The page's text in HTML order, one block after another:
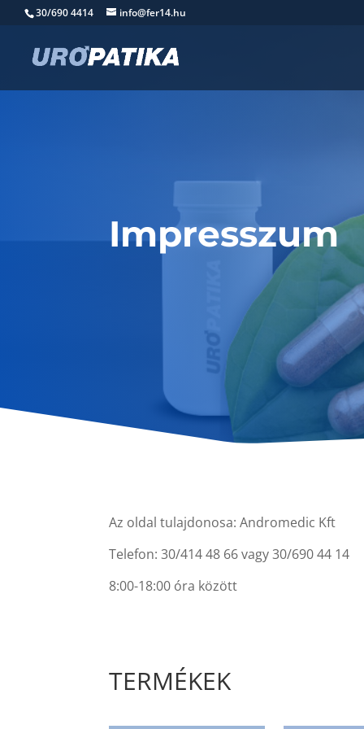
30/690 4414 info@fer14.hu
Impresszum
Az oldal tulajdonosa: Andromedic Kft
Telefon: 30/414 48 66 vagy 30/690 44 14
8:00-18:00 óra között
TERMÉKEK